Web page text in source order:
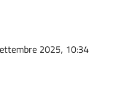
2025, 10:34